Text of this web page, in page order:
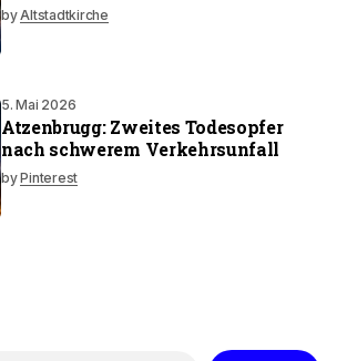
byAltstadtkirche
5. Mai 2026
Atzenbrugg: Zweites Todesopfer
nach schwerem Verkehrsunfall
byPinterest